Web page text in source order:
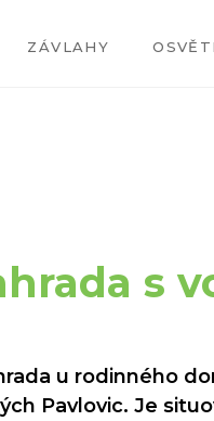
ZÁVLAHY
s
u rodinného
Pavlovic. Je